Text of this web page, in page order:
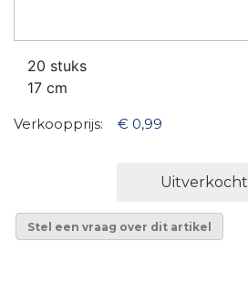
20 stuks
17 cm
Verkoopprijs: € 0,99
Uitverkocht
Stel een vraag over dit artikel